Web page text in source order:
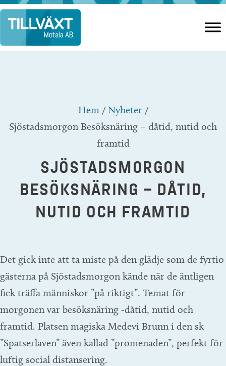
Hoppa
till
innehåll
Hem / Nyheter/
Sjöstadsmorgon Besöksnäring – dåtid, nutid och
framtid
SJÖSTADSMORGON
BESÖKSNÄRING – DÅTID,
NUTID OCH FRAMTID
Det gick inte att ta miste på den glädje som de fyrtio
gästerna på Sjöstadsmorgon kände när de äntligen
fick träffa människor ”på riktigt”. Temat för
morgonen var besöksnäring -dåtid, nutid och
framtid. Platsen magiska Medevi Brunn i den sk
”Spatserlaven” även kallad ”promenaden”, perfekt för
luftig social distansering.